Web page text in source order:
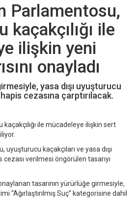
Parlamentosu,
kaçakçılığı ile
ilişkin yeni
onayladı
yasa dışı uyuşturucu
cezasına çarptırılacak.
kaçakçılığı ile mücadeleye ilişkin sert
kaçakçıları ve yasa dışı
verilmesi öngörülen tasarıyı
tasarının yürürlüğe girmesiyle,
“Ağırlaştırılmış Suç” kategorisine dahil